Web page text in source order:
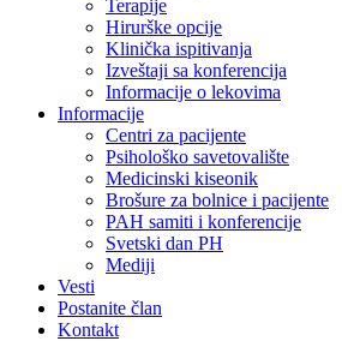
Terapije
Hirurške opcije
Klinička ispitivanja
Izveštaji sa konferencija
Informacije o lekovima
Informacije
Centri za pacijente
Psihološko savetovalište
Medicinski kiseonik
Brošure za bolnice i pacijente
PAH samiti i konferencije
Svetski dan PH
Mediji
Vesti
Postanite član
Kontakt